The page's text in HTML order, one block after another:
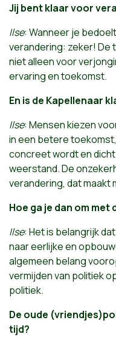
Jij bent klaar voor
Ilse: Wanneer je
verandering: zeker! De
niet alleen voor
ervaring en toekomst.
En is de Kapellenaar
Ilse: Mensen kiezen
in een betere
concreet wordt en
weerstand. De
verandering, dat maakt
Hoe ga je dan om met
Ilse: Het is belangrijk
naar eerlijke en
algemeen belang
vermijden van politiek
politiek.
De oude
tijd?